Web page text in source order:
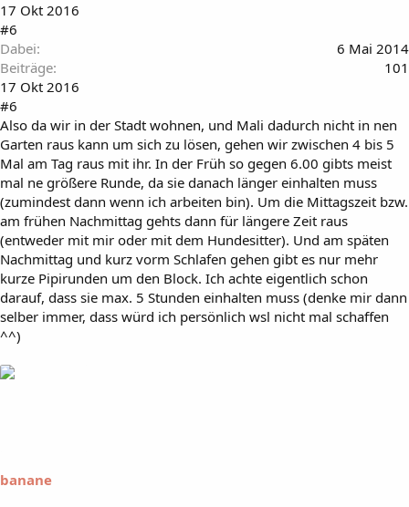
17 Okt 2016
#6
Dabei
6 Mai 2014
Beiträge
101
17 Okt 2016
#6
Also da wir in der Stadt wohnen, und Mali dadurch nicht in nen
Garten raus kann um sich zu lösen, gehen wir zwischen 4 bis 5
Mal am Tag raus mit ihr. In der Früh so gegen 6.00 gibts meist
mal ne größere Runde, da sie danach länger einhalten muss
(zumindest dann wenn ich arbeiten bin). Um die Mittagszeit bzw.
am frühen Nachmittag gehts dann für längere Zeit raus
(entweder mit mir oder mit dem Hundesitter). Und am späten
Nachmittag und kurz vorm Schlafen gehen gibt es nur mehr
kurze Pipirunden um den Block. Ich achte eigentlich schon
darauf, dass sie max. 5 Stunden einhalten muss (denke mir dann
selber immer, dass würd ich persönlich wsl nicht mal schaffen
^^)
banane